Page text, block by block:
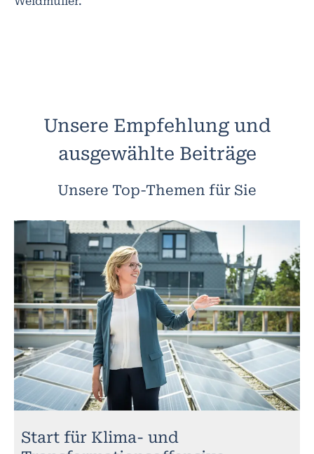
Unsere Empfehlung und
ausgewählte Beiträge
Unsere Top-Themen für Sie
Start für Klima- und